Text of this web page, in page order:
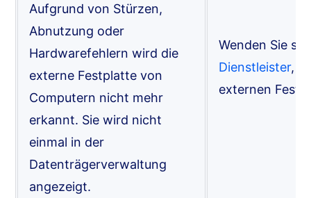
Aufgrund von Stürzen,
Abnutzung oder
Hardwarefehlern wird die
externe Festplatte von
Computern nicht mehr
erkannt. Sie wird nicht
einmal in der
Datenträgerverwaltung
angezeigt.
Wenden Sie
Dienstleister,
externen